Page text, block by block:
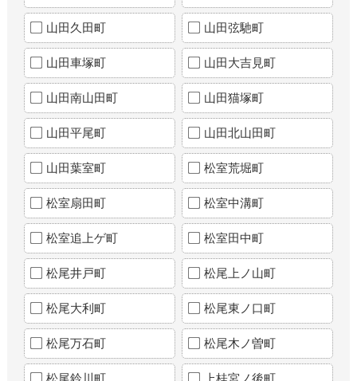
山田久田町 山田弦馳町
山田車塚町 山田大吉見町
山田南山田町 山田猫塚町
山田平尾町 山田北山田町
山田葉室町 松室荒堀町
松室扇田町 松室中溝町
松室追上ゲ町 松室田中町
松尾井戸町 松尾上ノ山町
松尾大利町 松尾東ノ口町
松尾万石町 松尾木ノ曽町
松尾鈴川町 上桂宮ノ後町